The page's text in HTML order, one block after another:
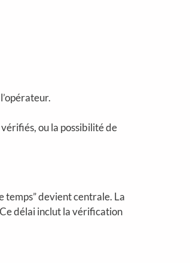
ou la possibilité de
temps” devient centrale. La
délai inclut la vérification